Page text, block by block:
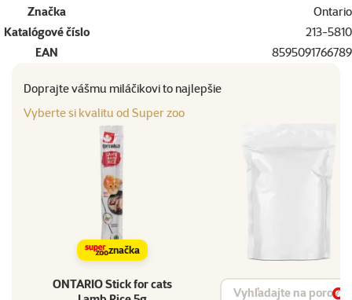
Značka
Ontario
Katalógové číslo
213-5810
EAN
8595091766789
Doprajte vášmu miláčikovi to najlepšie
Vyberte si kvalitu od Super zoo
značka
ONTARIO Stick for cats
Vyhľadávanie produktu